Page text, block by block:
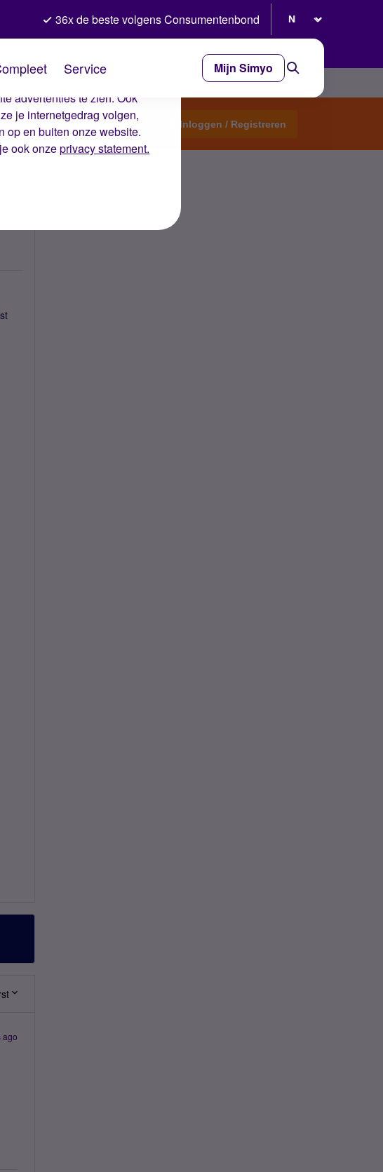
ervoor dat je ervaring op de
advertenties te zien. Ook
je internetgedrag volgen,
op en buiten onze website.
ook onzeprivacy statement.
36x de beste volgens Consumentenbond
Service Mijn Simyo
Start een topic Inloggen / Registreren
ago